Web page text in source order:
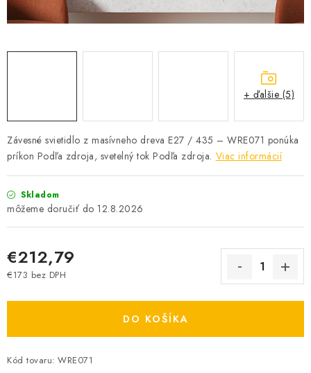
DOM A ZÁHRADA
OBCHODNÉ PODMIENKY
O NÁS - MEGALED & JANTON ZÁKAMENNÉ
Reklamácie a formulár na odstúpenie od zmluvy
O nás - MEGALED & JANTON Zákamenné
Zľavy pre profíkov
Hodnotenie obchodu Moja objednávka
Závesné svietidlo z masívneho dreva E27 / 435 – WRE071 ponúka
príkon Podľa zdroja, svetelný tok Podľa zdroja. Viac informácií
Skladom
12.8.2026
€212,79
€173 bez DPH
DO KOŠÍKA
Kód tovaru: WRE071
+ ďalšie (5)